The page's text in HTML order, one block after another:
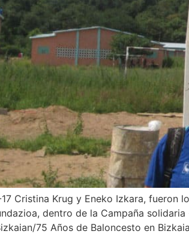
Cristina Krug y Eneko Izkara, fueron
dentro de la Campaña
75 Años de Baloncesto en